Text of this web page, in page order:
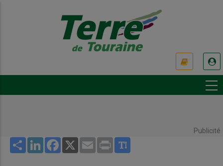
Publicité
Share LinkedInFacebook
X Email Print